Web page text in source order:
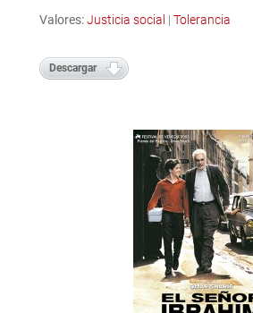
Valores:Justicia social | Tolerancia
Descargar